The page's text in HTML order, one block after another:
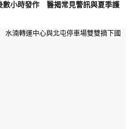
數小時發作 醫揭常見警訊與夏季護